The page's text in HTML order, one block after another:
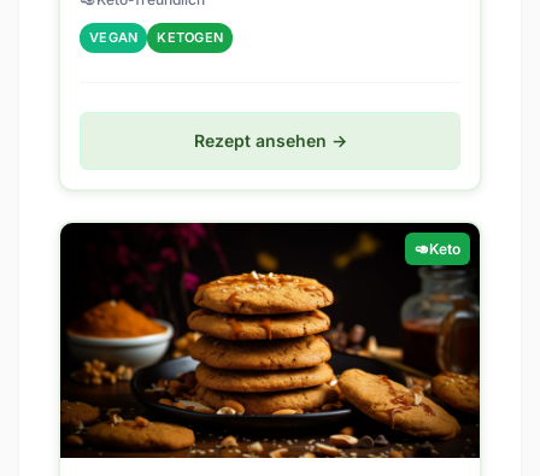
lecker...
VEGAN KETOGEN
Rezept ansehen →
🥑Keto